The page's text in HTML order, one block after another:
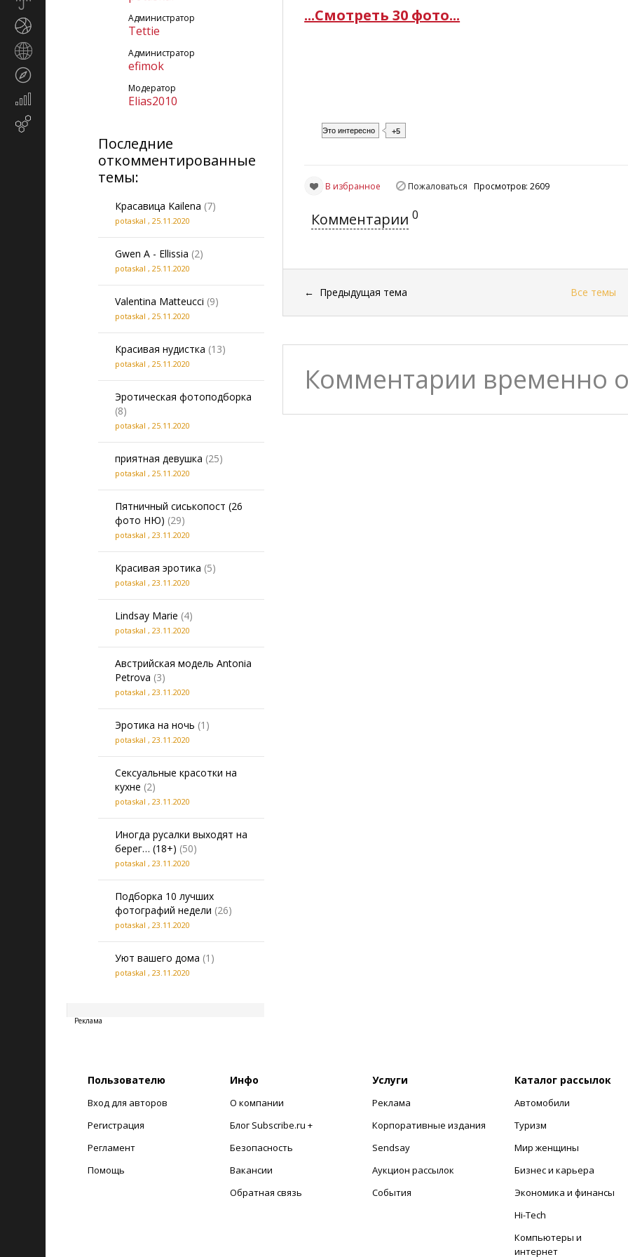
маркетинг
Администратор
Tettie
Администратор
efimok
Модератор
Elias2010
Последние
откомментированные
темы:
Красавица Kailena (7)
potaskal , 25.11.2020
Gwen A - Ellissia (2)
potaskal , 25.11.2020
Valentina Matteucci (9)
potaskal , 25.11.2020
Красивая нудистка (13)
potaskal , 25.11.2020
Эротическая фотоподборка
(8)
potaskal , 25.11.2020
приятная девушка (25)
potaskal , 25.11.2020
Пятничный сиськопост (26
фото НЮ) (29)
potaskal , 23.11.2020
Красивая эротика (5)
potaskal , 23.11.2020
Lindsay Marie (4)
potaskal , 23.11.2020
Австрийская модель Antonia
Petrova (3)
potaskal , 23.11.2020
Эротика на ночь (1)
potaskal , 23.11.2020
Сексуальные красотки на
кухне (2)
potaskal , 23.11.2020
Иногда русалки выходят на
берег… (18+) (50)
potaskal , 23.11.2020
Подборка 10 лучших
фотографий недели (26)
potaskal , 23.11.2020
Уют вашего дома (1)
potaskal , 23.11.2020
Реклама
...Смотреть 30 фото...
Это интересно +5
В избранное Пожаловаться Просмотров: 2609
Комментарии 0
← Предыдущая тема Все темы
Комментарии временно
Пользователю
Вход для авторов
Регистрация
Регламент
Помощь
Инфо
О компании
Блог Subscribe.ru +
Безопасность
Вакансии
Обратная связь
Услуги
Реклама
Корпоративные издания
Sendsay
Аукцион рассылок
События
Каталог рассылок
Автомобили
Туризм
Мир женщины
Бизнес и карьера
Экономика и финансы
Hi-Tech
Компьютеры и
интернет